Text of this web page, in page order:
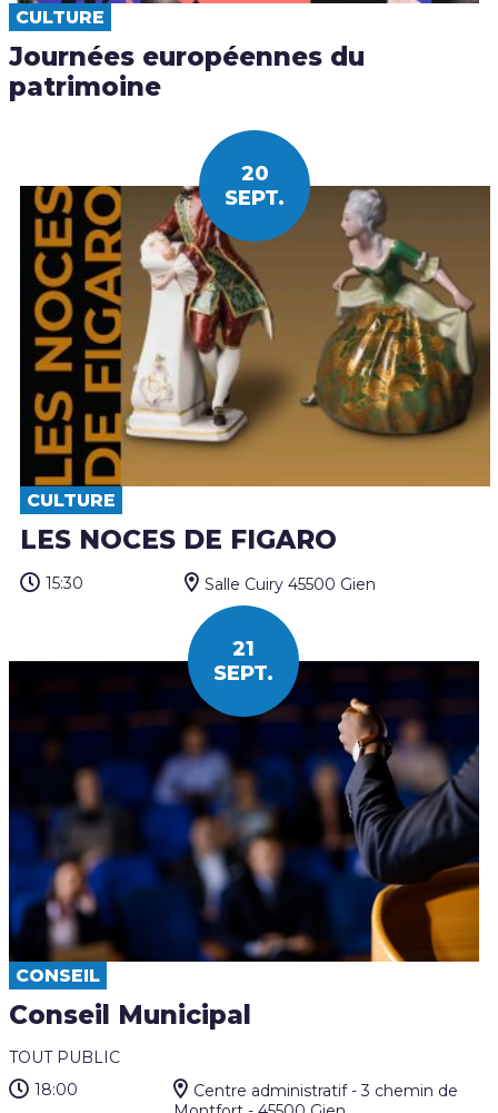
CULTURE
Journées européennes du
patrimoine
20
SEPT.
CULTURE
LES NOCES DE FIGARO
15:30 Salle Cuiry 45500 Gien
21
SEPT.
CONSEIL
Conseil Municipal
TOUT PUBLIC
18:00
Centre administratif - 3 chemin de